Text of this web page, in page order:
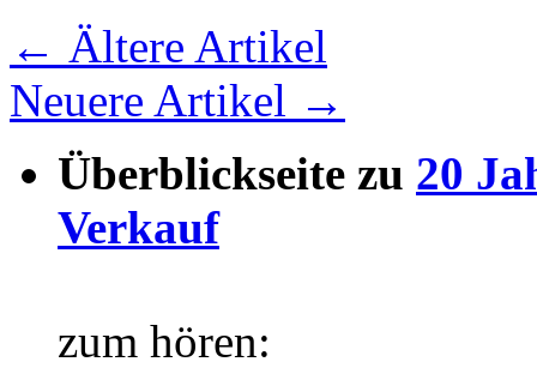
← Ältere Artikel
Neuere Artikel →
Überblickseite zu 20
Verkauf
zum hören: